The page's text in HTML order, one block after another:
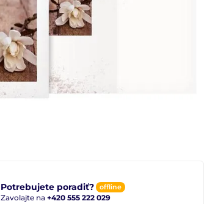
Potrebujete poradiť? offline
Zavolajte na +420 555 222 029